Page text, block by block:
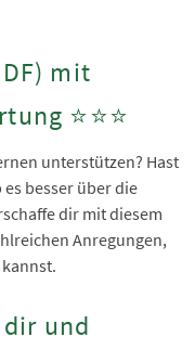
mit
⭐️⭐️⭐️
unterstützen? Hast
besser über die
dir mit diesem
Anregungen,
und